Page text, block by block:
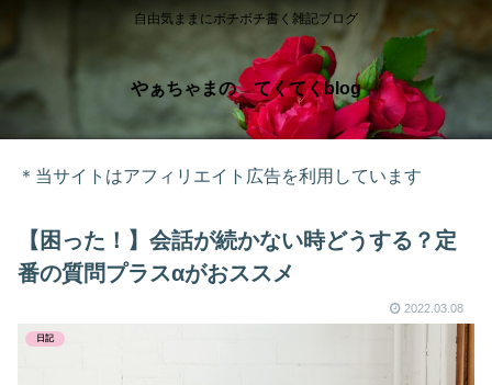
自由気ままにボチボチ書く雑記ブログ
やぁちゃまの てくてくblog
＊当サイトはアフィリエイト広告を利用しています
【困った！】会話が続かない時どうする？定
番の質問プラスαがおススメ
2022.03.08
日記